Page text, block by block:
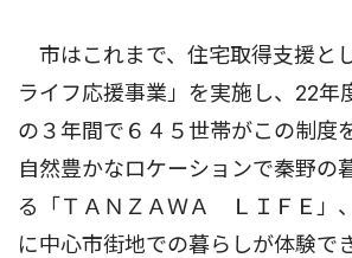
市はこれまで、住宅取得支援と
ライフ応援事業」を実施し、22年
の３年間で６４５世帯がこの制度
自然豊かなロケーションで秦野の
る「ＴＡＮＺＡＷＡ ＬＩＦＥ」
に中心市街地での暮らしが体験で